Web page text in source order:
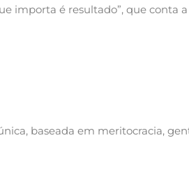
importa é resultado”, que conta
baseada em meritocracia,